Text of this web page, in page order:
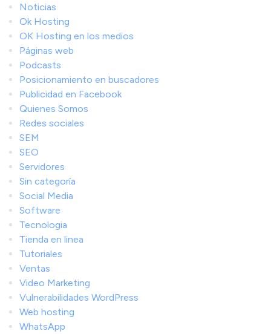
Noticias
Ok Hosting
OK Hosting en los medios
Páginas web
Podcasts
Posicionamiento en buscadores
Publicidad en Facebook
Quienes Somos
Redes sociales
SEM
SEO
Servidores
Sin categoría
Social Media
Software
Tecnologia
Tienda en linea
Tutoriales
Ventas
Video Marketing
Vulnerabilidades WordPress
Web hosting
WhatsApp